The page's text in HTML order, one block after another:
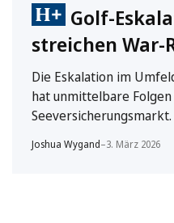
Golf-
streichen War-
Die Eskalation im
hat unmittelbare
Seeversicherungsmarkt.
Joshua Wygand–3. März 2026